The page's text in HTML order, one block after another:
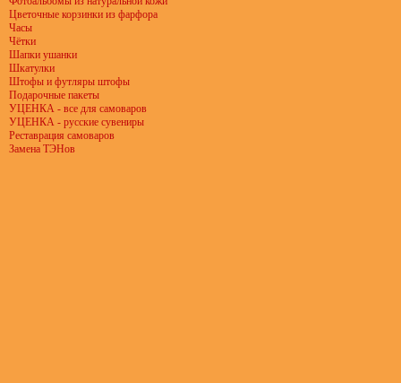
Цветочные корзинки из фарфора
Часы
Чётки
Шапки ушанки
Шкатулки
Штофы и футляры штофы
Подарочные пакеты
УЦЕНКА - все для самоваров
УЦЕНКА - русские сувениры
Реставрация самоваров
Замена ТЭНов